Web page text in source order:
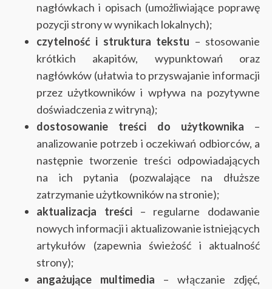
nagłówkach i opisach (umożliwiające poprawę
pozycji strony w wynikach lokalnych);
czytelność i struktura tekstu – stosowanie
krótkich akapitów, wypunktowań oraz
nagłówków (ułatwia to przyswajanie informacji
przez użytkowników i wpływa na pozytywne
doświadczenia z witryną);
dostosowanie treści do użytkownika –
analizowanie potrzeb i oczekiwań odbiorców, a
następnie tworzenie treści odpowiadających
na ich pytania (pozwalające na dłuższe
zatrzymanie użytkowników na stronie);
aktualizacja treści– regularne dodawanie
nowych informacji i aktualizowanie istniejących
artykułów (zapewnia świeżość i aktualność
strony);
angażujące multimedia – włączanie zdjęć,